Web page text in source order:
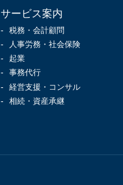
サービス案内
税務・会計顧問
人事労務・社会保険
起業
事務代行
経営支援・コンサル
相続・資産承継